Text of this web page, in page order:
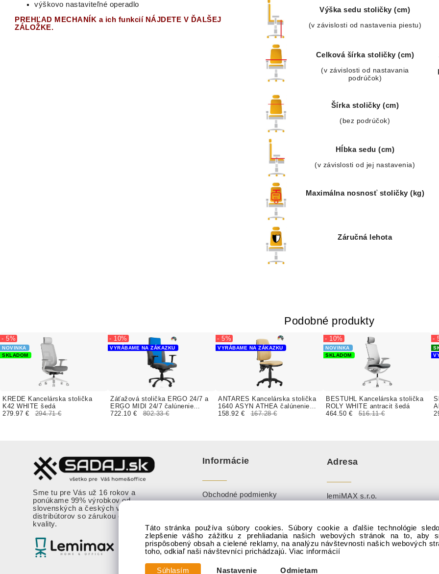
výškovo nastaviteľné operadlo
PREHĽAD MECHANÍK a ich funkcií NÁJDETE V ĎALŠEJ
ZÁLOŽKE.
Výška sedu stoličky (cm)
(v závislosti od nastavenia piestu)
Celková šírka stoličky (cm)
(v závislosti od nastavania
podrúčok)
Šírka stoličky (cm)
(bez podrúčok)
Hĺbka sedu (cm)
(v závislosti od jej nastavenia)
Maximálna nosnosť stoličky (kg)
Záručná lehota
Podobné produkty
KREDE Kancelárska stolička
K42 WHITE šedá
NOVINKA
SKLADOM
- 5%
279.97 € 294.71 €
Záťažová stolička ERGO 24/7 a
ERGO MIDI 24/7 čalúnenie
KOŽENKA Valencia, Silvertex
VYRÁBAME NA ZÁKAZKU
- 10%
722.10 € 802.33 €
ANTARES Kancelárska stolička
1640 ASYN ATHEA čalúnenie
MEDITAP koženka
VYRÁBAME NA ZÁKAZKU
- 5%
158.92 € 167.28 €
BESTUHL Kancelárska stolička
ROLY WHITE antracit šedá
NOVINKA
SKLADOM
- 10%
464.50 € 516.11 €
-
Sme tu pre Vás už 16 rokov a
ponúkame 99% výrobkov od
slovenských a českých výrobcov a
distribútorov so zárukou overenej
kvality.
Informácie
Obchodné podmienky
Vzorkovníky
Oznámenie Slov. inšpekcie k
nebezpečnému výrobku
Adresa
lemiMAX s.r.o.
Po-Pi: 8:00 - 18:00 (0910 888
info@sadaj.sk)
Táto stránka používa súbory cookies. Súbory cookie a ďalšie technológie
zlepšenie vášho zážitku z prehliadania našich webových stránok na to, aby
prispôsobený obsah a cielené reklamy, na analýzu návštevnosti našich webových
toho, odkiaľ naši návštevníci prichádzajú. Viac informácií
Súhlasím Nastavenie Odmietam